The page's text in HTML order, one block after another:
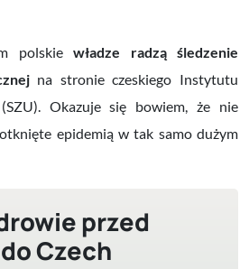
polskiewładze radzą śledzenie
na stronie czeskiego Instytutu
Okazuje się bowiem, że nie
epidemią w tak samo dużym
przed
Czech